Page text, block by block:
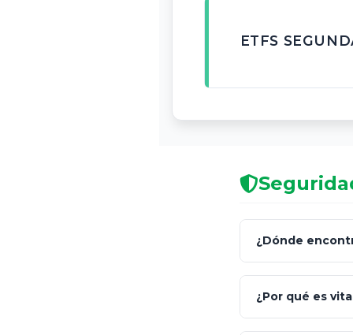
ETFS
¿Dónde
¿Por qué es